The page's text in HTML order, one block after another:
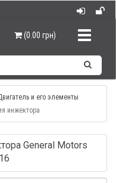
(0.00 грн)
и его элементы
инжектора
General Motors